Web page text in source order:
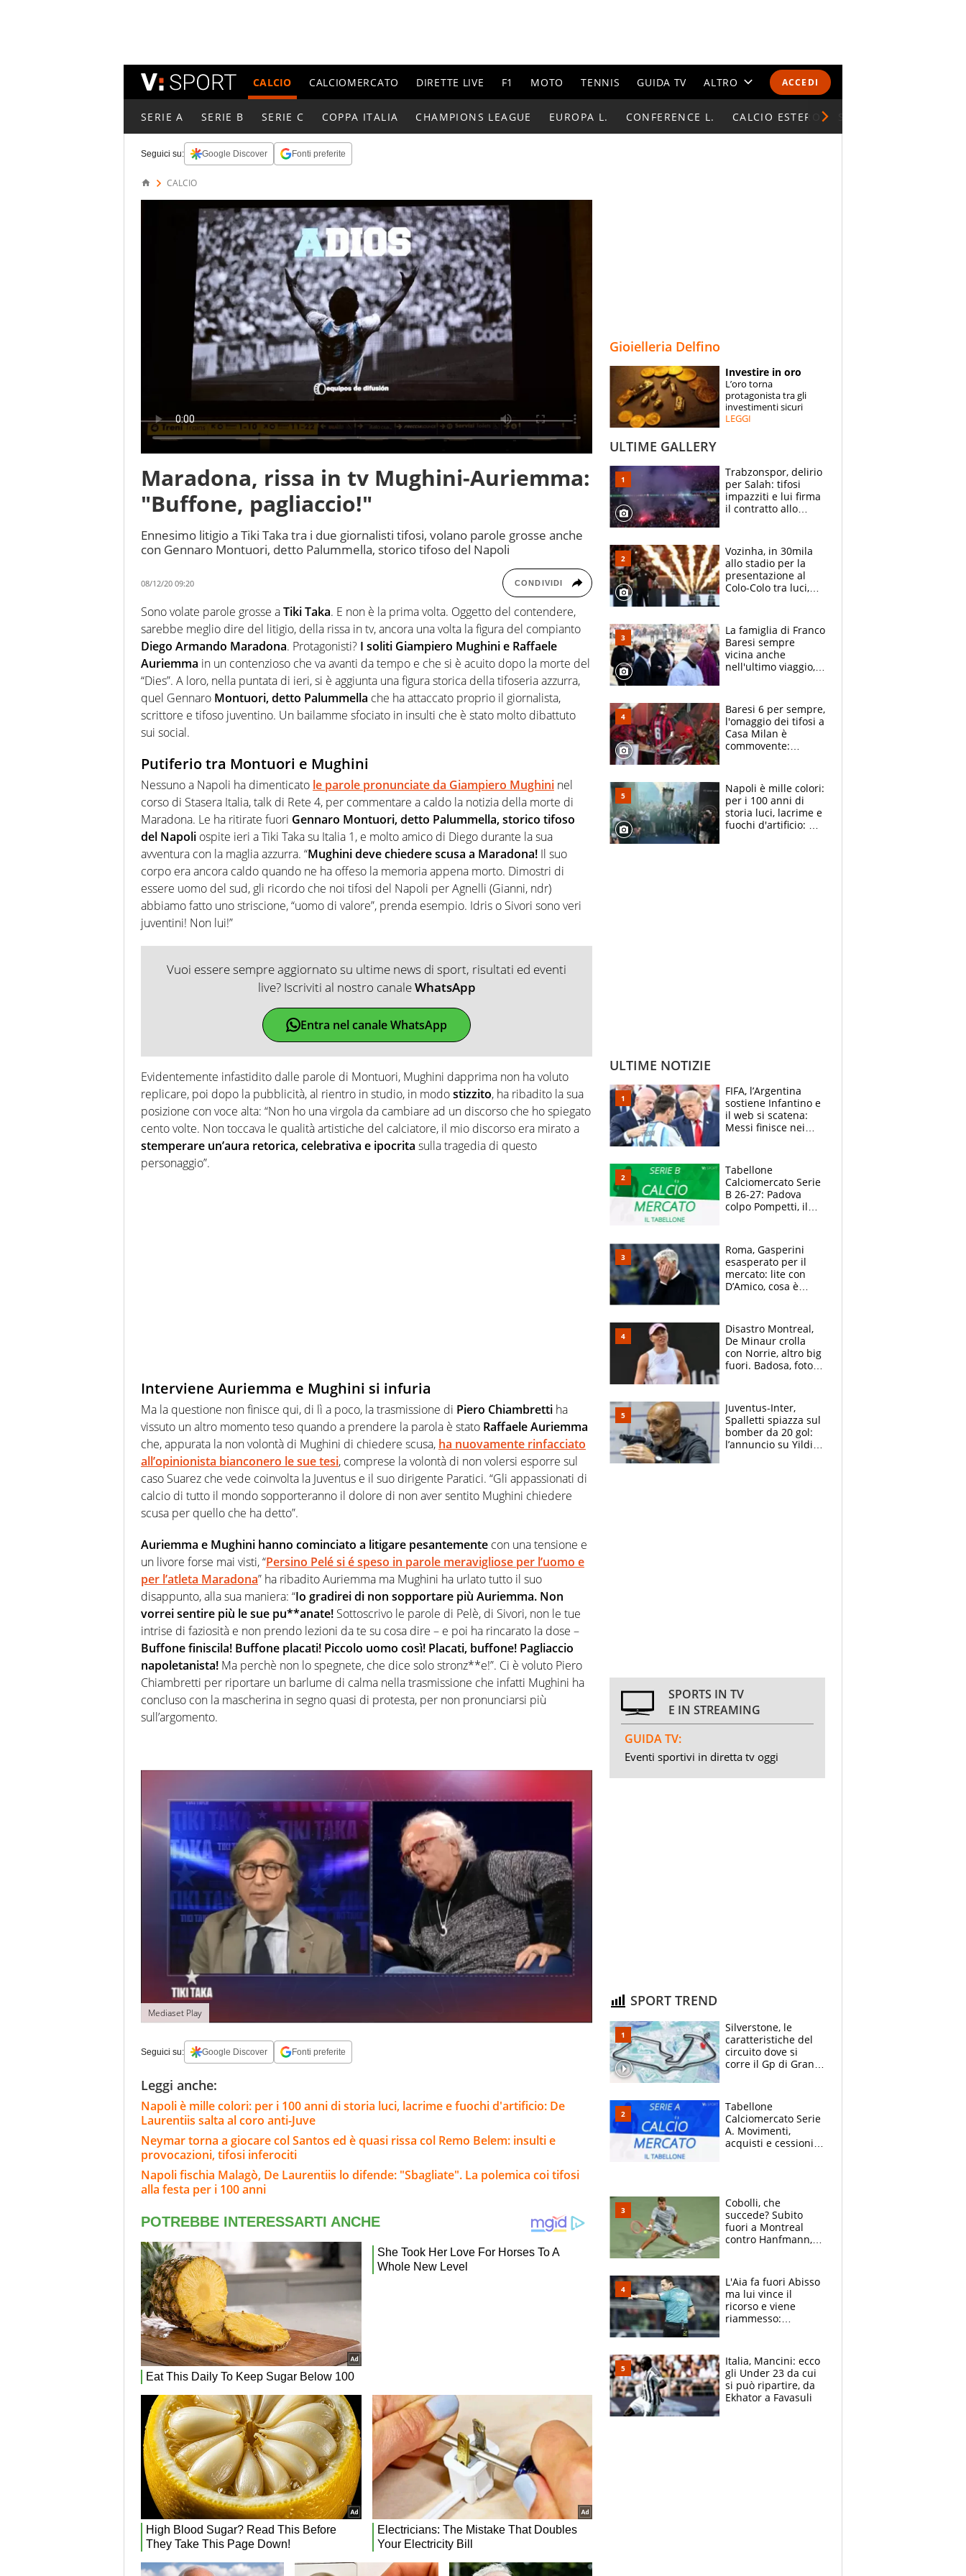
ACCEDI
CALCIO CALCIOMERCATO DIRETTE LIVE F1 MOTO TENNIS GUIDA TV ALTRO
CALENDARI E CLASSIFICHE
ESPERTI
CONTATTI
SERIE A SERIE B SERIE C COPPA ITALIA CHAMPIONS LEAGUE EUROPA L. CONFERENCE L. CALCIO ESTERO
Seguici su: Google Discover Fonti preferite
CALCIO
Maradona, rissa in tv Mughini-Auriemma:
"Buffone, pagliaccio!"
Ennesimo litigio a Tiki Taka tra i due giornalisti tifosi, volano parole grosse anche
con Gennaro Montuori, detto Palummella, storico tifoso del Napoli
08/12/20 09:20 CONDIVIDI
Sono volate parole grosse aTiki Taka. E non è la prima volta. Oggetto del contendere,
sarebbe meglio dire del litigio, della rissa in tv, ancora una volta la figura del compianto
Diego Armando Maradona. Protagonisti? I soliti Giampiero Mughini e Raffaele
Auriemma in un contenzioso che va avanti da tempo e che si è acuito dopo la morte del
“Dies”. A loro, nella puntata di ieri, si è aggiunta una figura storica della tifoseria azzurra,
quel Gennaro Montuori, detto Palummella che ha attaccato proprio il giornalista,
scrittore e tifoso juventino. Un bailamme sfociato in insulti che è stato molto dibattuto
sui social.
Putiferio tra Montuori e Mughini
Nessuno a Napoli ha dimenticato le parole pronunciate da Giampiero Mughini nel
corso di Stasera Italia, talk di Rete 4, per commentare a caldo la notizia della morte di
Maradona. Le ha ritirate fuori Gennaro Montuori, detto Palummella, storico tifoso
del Napoli ospite ieri a Tiki Taka su Italia 1, e molto amico di Diego durante la sua
avventura con la maglia azzurra. “Mughini deve chiedere scusa a Maradona! Il suo
corpo era ancora caldo quando ne ha offeso la memoria appena morto. Dimostri di
essere uomo del sud, gli ricordo che noi tifosi del Napoli per Agnelli (Gianni, ndr)
abbiamo fatto uno striscione, “uomo di valore”, prenda esempio. Idris o Sivori sono veri
juventini! Non lui!”
Vuoi essere sempre aggiornato su ultime news di sport, risultati ed eventi
live? Iscriviti al nostro canaleWhatsApp
Entra nel canale WhatsApp
Evidentemente infastidito dalle parole di Montuori, Mughini dapprima non ha voluto
replicare, poi dopo la pubblicità, al rientro in studio, in modostizzito, ha ribadito la sua
posizione con voce alta: “Non ho una virgola da cambiare ad un discorso che ho spiegato
cento volte. Non toccava le qualità artistiche del calciatore, il mio discorso era mirato a
stemperare un’aura retorica, celebrativa e ipocrita sulla tragedia di questo
personaggio”.
Interviene Auriemma e Mughini si infuria
Ma la questione non finisce qui, di lì a poco, la trasmissione di Piero Chiambretti ha
vissuto un altro momento teso quando a prendere la parola è stato Raffaele Auriemma
che, appurata la non volontà di Mughini di chiedere scusa, ha nuovamente rinfacciato
all’opinionista bianconero le sue tesi, comprese la volontà di non volersi esporre sul
caso Suarez che vede coinvolta la Juventus e il suo dirigente Paratici. “Gli appassionati di
calcio di tutto il mondo sopporteranno il dolore di non aver sentito Mughini chiedere
scusa per quello che ha detto”.
Auriemma e Mughini hanno cominciato a litigare pesantemente con una tensione e
un livore forse mai visti, “Persino Pelé si é speso in parole meravigliose per l’uomo e
per l’atleta Maradona” ha ribadito Auriemma ma Mughini ha urlato tutto il suo
disappunto, alla sua maniera: “Io gradirei di non sopportare più Auriemma. Non
vorrei sentire più le sue pu**anate! Sottoscrivo le parole di Pelè, di Sivori, non le tue
intrise di faziosità e non prendo lezioni da te su cosa dire – e poi ha rincarato la dose –
Buffone finiscila! Buffone placati! Piccolo uomo così! Placati, buffone! Pagliaccio
napoletanista! Ma perchè non lo spegnete, che dice solo stronz**e!”. Ci è voluto Piero
Chiambretti per riportare un barlume di calma nella trasmissione che infatti Mughini ha
concluso con la mascherina in segno quasi di protesta, per non pronunciarsi più
sull’argomento.
Mediaset Play
Seguici su: Google Discover Fonti preferite
Leggi anche:
Napoli è mille colori: per i 100 anni di storia luci, lacrime e fuochi d'artificio: De
Laurentiis salta al coro anti-Juve
Neymar torna a giocare col Santos ed è quasi rissa col Remo Belem: insulti e
provocazioni, tifosi inferociti
Napoli fischia Malagò, De Laurentiis lo difende: "Sbagliate". La polemica coi tifosi
alla festa per i 100 anni
Gioielleria Delfino
Investire in oro
L’oro torna
protagonista tra gli
investimenti sicuri
LEGGI
ULTIME GALLERY
Trabzonspor, delirio
per Salah: tifosi
impazziti e lui firma
il contratto allo
Vozinha, in 30mila
allo stadio per la
presentazione al
Colo-Colo tra luci,
La famiglia di Franco
Baresi sempre
vicina anche
nell'ultimo viaggio,
circondati
dall'affetto dei tifosi
Baresi 6 per sempre,
l'omaggio dei tifosi a
Casa Milan è
commovente:
bigliettini
Napoli è mille colori:
per i 100 anni di
storia luci, lacrime e
fuochi d'artificio: De
ULTIME NOTIZIE
FIFA, l’Argentina
sostiene Infantino e
il web si scatena:
Messi finisce nei
polemiche
Tabellone
Calciomercato Serie
B 26-27: Padova
colpo Pompetti, il
Roma, Gasperini
esasperato per il
mercato: lite con
D’Amico, cosa è
Disastro Montreal,
De Minaur crolla
con Norrie, altro big
fuori. Badosa, foto
Juventus-Inter,
Spalletti spiazza sul
bomber da 20 gol:
l’annuncio su Yildiz
SPORTS IN TV
E IN STREAMING
GUIDA TV:
Eventi sportivi in diretta tv oggi
SPORT TREND
Silverstone, le
caratteristiche del
circuito dove si
corre il Gp di Gran
Tabellone
Calciomercato Serie
A. Movimenti,
acquisti e cessioni:
Cobolli, che
succede? Subito
fuori a Montreal
contro Hanfmann,
L'Aia fa fuori Abisso
ma lui vince il
ricorso e viene
riammesso:
Italia, Mancini: ecco
gli Under 23 da cui
si può ripartire, da
Ekhator a Favasuli